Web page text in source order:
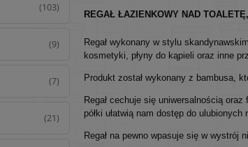
(103)
(9)
(7)
(21)
REGAŁ ŁAZIENKOWY NAD
Regał wykonany w stylu
kosmetyki, płyny do kąpieli oraz inne
Produkt został wykonany z bambusa,
Regał cechuje się uniwersalnością
półki ułatwią nam dostęp do ulubionych
Regał na pewno wpasuje się w wystrój